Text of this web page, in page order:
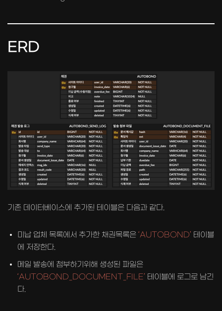
ERD
기존 데이터베이스에 추가된 테이블은 다음과 같다.
미납 업체 목록에서 추가한 채권목록은 ‘AUTOBOND’ 테이블
에 저장한다.
메일 발송에 첨부하기위해 생성된 파일은
‘AUTOBOND_DOCUMENT_FILE’ 테이블에 로그로 남긴
다.